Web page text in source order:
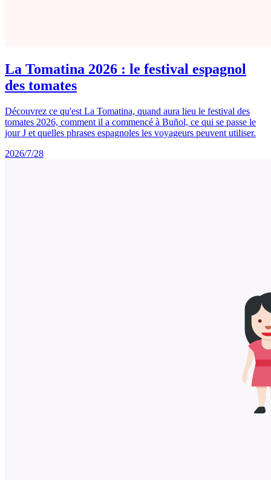
La Tomatina 2026 : le festival espagnol
des tomates
Découvrez ce qu'est La Tomatina, quand aura lieu le festival des
tomates 2026, comment il a commencé à Buñol, ce qui se passe le
jour J et quelles phrases espagnoles les voyageurs peuvent utiliser.
2026/7/28